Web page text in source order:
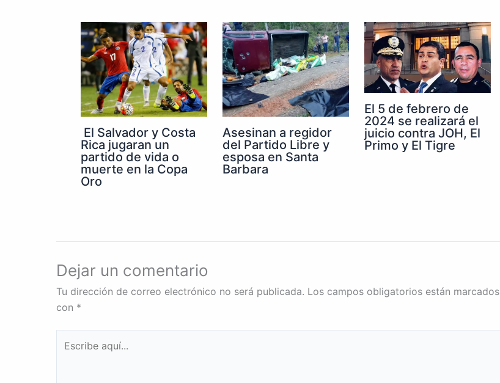
El Salvador y Costa
Rica jugaran un
partido de vida o
muerte en la Copa
Oro
Asesinan a regidor
del Partido Libre y
esposa en Santa
Barbara
El 5 de febrero de
2024 se realizará el
juicio contra JOH, El
Primo y El Tigre
Dejar un comentario
Tu dirección de correo electrónico no será publicada. Los campos obligatorios están marcados
con *
aquí...